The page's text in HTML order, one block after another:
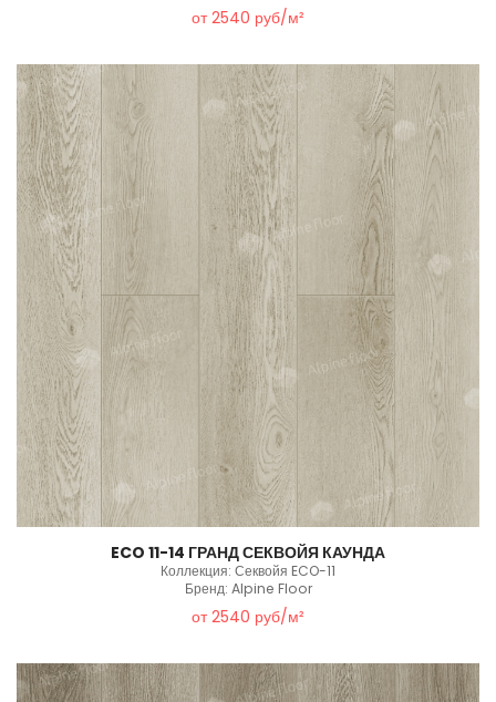
от 2540 руб/м²
ECO 11-14 ГРАНД СЕКВОЙЯ КАУНДА
Коллекция: Секвойя ECO-11
Бренд: Alpine Floor
от 2540 руб/м²